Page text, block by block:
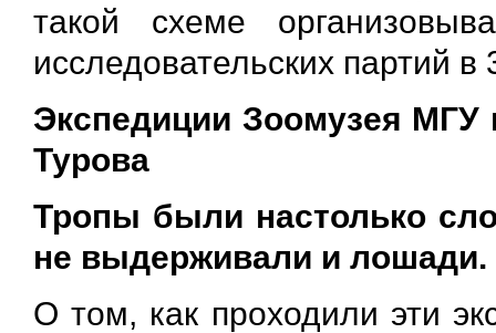
такой схеме
исследовательских партий в
Экспедиции Зоомузея
Турова
Тропы были настолько
не выдерживали и лошади.
О том, как проходили эти